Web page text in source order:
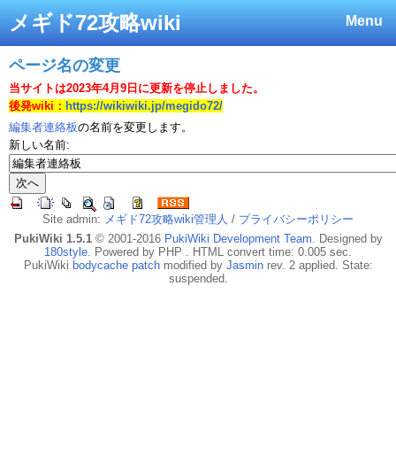
Menu
メギド72攻略wiki
ページ名の変更
当サイトは2023年4月9日に更新を停止しました。
後発wiki： https://wikiwiki.jp/megido72/
編集者連絡板の名前を変更します。
新しい名前:
Site admin: メギド72攻略wiki管理人 / プライバシーポリシー
PukiWiki 1.5.1© 2001-2016 PukiWiki Development Team. Designed by
180style. Powered by PHP . HTML convert time: 0.005 sec.
PukiWiki bodycache patchmodified by Jasminrev. 2 applied. State:
suspended.